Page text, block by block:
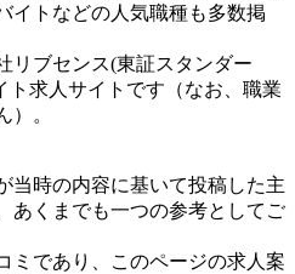
イトなどの人気職種も多数掲
リブセンス(東証スタンダー
ト求人サイトです（なお、職業
）。
当時の内容に基いて投稿した主
あくまでも一つの参考としてご
ミであり、このページの求人案